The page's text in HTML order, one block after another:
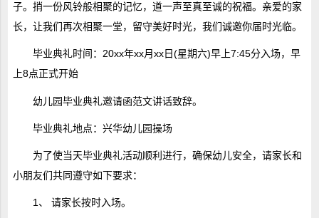
子。捎一份风铃般相聚的记忆，道一声至真至诚的祝福。亲爱的家
长，让我们再次相聚一堂，留守美好时光，我们诚邀你届时光临。
毕业典礼时间：20xx年xx月xx日(星期六)早上7:45分入场，早
上8点正式开始
幼儿园毕业典礼邀请函范文讲话致辞。
毕业典礼地点：兴华幼儿园操场
为了使当天毕业典礼活动顺利进行，确保幼儿安全，请家长和
小朋友们共同遵守如下要求：
1、 请家长按时入场。